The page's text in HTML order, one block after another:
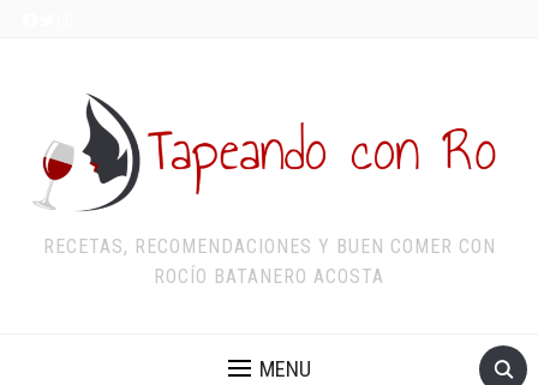
RECETAS, RECOMENDACIONES Y BUEN COMER CON
ROCÍO BATANERO ACOSTA
MENU